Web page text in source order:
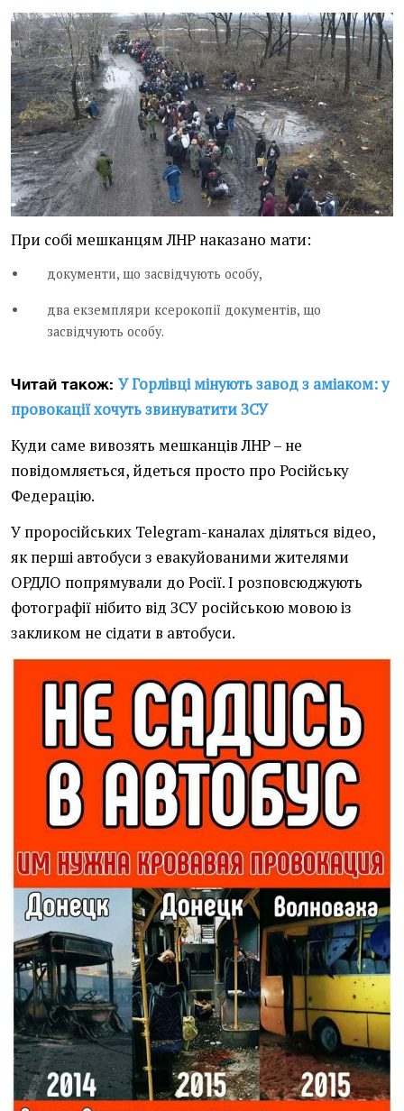
При собі мешканцям ЛНР наказано мати:
документи, що засвідчують особу,
два екземпляри ксерокопії документів, що
засвідчують особу.
Читай також: У Горлівці мінують завод з аміаком: у
провокації хочуть звинуватити ЗСУ
Куди саме вивозять мешканців ЛНР – не
повідомляється, йдеться просто про Російську
Федерацію.
У проросійських Telegram-каналах діляться відео,
як перші автобуси з евакуйованими жителями
ОРДЛО попрямували до Росії. І розповсюджують
фотографії нібито від ЗСУ російською мовою із
закликом не сідати в автобуси.